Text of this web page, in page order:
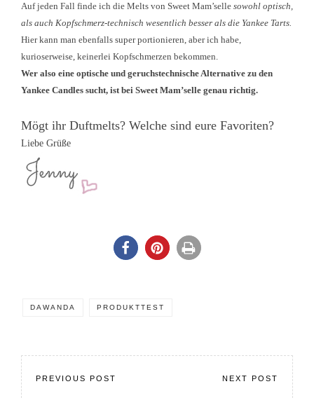
Auf jeden Fall finde ich die Melts von Sweet Mam’selle sowohl optisch,
als auch Kopfschmerz-technisch wesentlich besser als die Yankee Tarts.
Hier kann man ebenfalls super portionieren, aber ich habe,
kurioserweise, keinerlei Kopfschmerzen bekommen.
Wer also eine optische und geruchstechnische Alternative zu den
Yankee Candles sucht, ist bei Sweet Mam’selle genau richtig.
Mögt ihr Duftmelts? Welche sind eure Favoriten?
Liebe Grüße
DAWANDA PRODUKTTEST
PREVIOUS POST NEXT POST